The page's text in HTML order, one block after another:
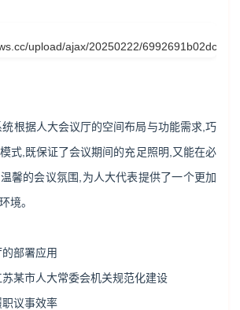
根据人大会议厅的空间布局与功能需求,巧
式,既保证了会议期间的充足照明,又能在必
馨的会议氛围,为人大代表提供了一个更加
境。
部署应用
某市人大常委会机关规范化建设
议事效率